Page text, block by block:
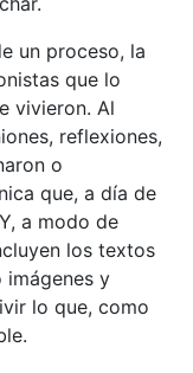
un proceso, la
que lo
vivieron. Al
reflexiones,
o
que, a día de
a modo de
los textos
y
lo que, como